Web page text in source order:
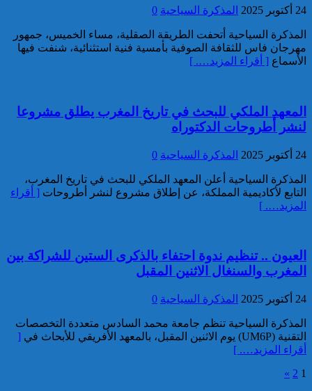
3.5 أطنان من مخدر الشيرا بمعبر
إجهاض عملية للتهريب الدولي
لثلاثة أطنان و960 كيلوغراما من
مخدر الشيرا
العثور على جثة شخص يرجح أن
تعود للسائح البلجيكي الذي اختفى
عن الأنظار منذ أواخر نونبر
المنصرم بأكادير
24 أكتوبر 2025 المذكرة السياحية 0
المذكرة السياحية أتحفت الطريقة الصقلية، مساء الخميس، جمهور
مهرجان فاس للثقافة الصوفية بأمسية فنية استثنائية، شنفت فيها
الأسماع [ أقراء المزيد…. ]
المعهد الملكي للبحث في تاريخ المغرب يطلق مشروعا
لنشر أطروحات الدكتوراه
24 أكتوبر 2025 المذكرة السياحية 0
المذكرة السياحية أعلن المعهد الملكي للبحث في تاريخ المغرب،
التابع لأكاديمية المملكة، عن إطلاق مشروع لنشر أطروحات [ أقراء
المزيد…. ]
العيون .. تنظيم ندوة احتفاء بالذكرى الستين للشراكة بين
المغرب والسنغال الاثنين المقبل
24 أكتوبر 2025 المذكرة السياحية 0
المذكرة السياحية تنظم جامعة محمد السادس متعددة التخصصات
التقنية (UM6P) يوم الاثنين المقبل، بالمعهد الأفريقي للأبحاث في
[
أقراء المزيد…. ]
1
2
»